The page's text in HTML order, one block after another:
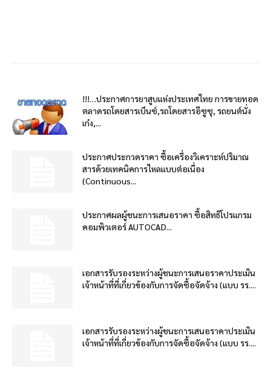
!!!…ประกาศการยาสูบแห่งประเทศไทย การขายทอด
ตลาดรถโดยสารเบ็นซ์,รถโดยสารอีซูซุ, รถยนต์นั่ง
เก๋ง,...
ประกาศประกวดราคา ซื้อเครื่องวิเคราะห์ปริมาณ
สารด้วยเทคนิคการไหลแบบต่อเนื่อง
(Continuous...
ประกาศผลผู้ชนะการเสนอราคา ซื้อสิทธิโปรแกรม
คอมพิวเตอร์ AUTOCAD...
เอกสารรับรองระหว่างผู้ชนะการเสนอราคาประเมิน
เจ้าหน้าที่ที่เกี่ยวข้องกับการจัดซื้อจัดจ้าง (แบบ รร....
เอกสารรับรองระหว่างผู้ชนะการเสนอราคาประเมิน
เจ้าหน้าที่ที่เกี่ยวข้องกับการจัดซื้อจัดจ้าง (แบบ รร....